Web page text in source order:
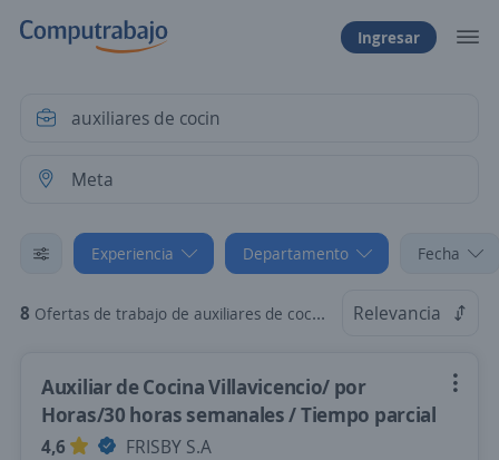
Ingresar
Experiencia Departamento Fecha
8 Ofertas de trabajo de auxiliares de cocin sin experiencia en Meta Relevancia
Auxiliar de Cocina Villavicencio/ por
Horas/30 horas semanales / Tiempo parcial
4,6
FRISBY S.A